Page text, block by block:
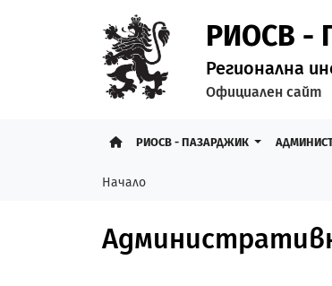
РИОСВ -
Регионална
Официален сайт
РИОСВ - ПАЗАРДЖИК
Начало